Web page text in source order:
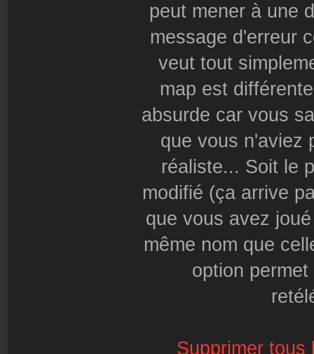
peut mener à une
message d'erreur
veut tout
map est
absurde car vous
que vous n'aviez
réaliste... Soit le
modifié (ça arrive
que vous avez
même nom que
option
Supprimer tous